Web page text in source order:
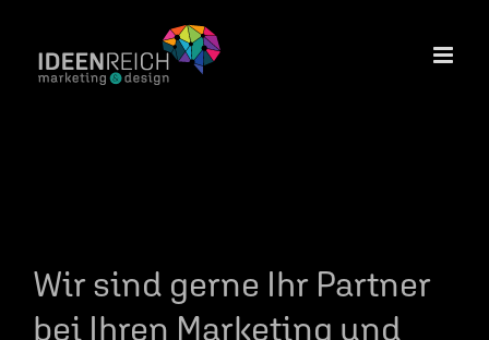
Inhalt
springen
Wir sind gerne Ihr Partner
bei Ihren Marketing und